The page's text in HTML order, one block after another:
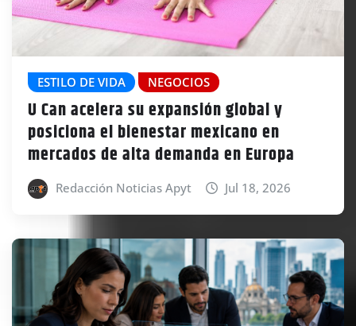
ESTILO DE VIDA NEGOCIOS
U Can acelera su expansión global y
posiciona el bienestar mexicano en
mercados de alta demanda en Europa
Redacción Noticias Apyt Jul 18, 2026